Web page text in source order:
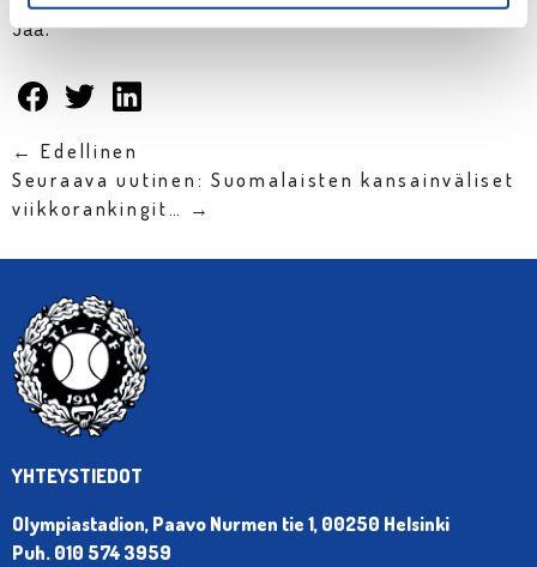
Jaa:
← Edellinen
Seuraava uutinen: Suomalaisten kansainväliset
viikkorankingit… →
YHTEYSTIEDOT
Olympiastadion, Paavo Nurmen tie 1, 00250 Helsinki
Puh. 010 574 3959